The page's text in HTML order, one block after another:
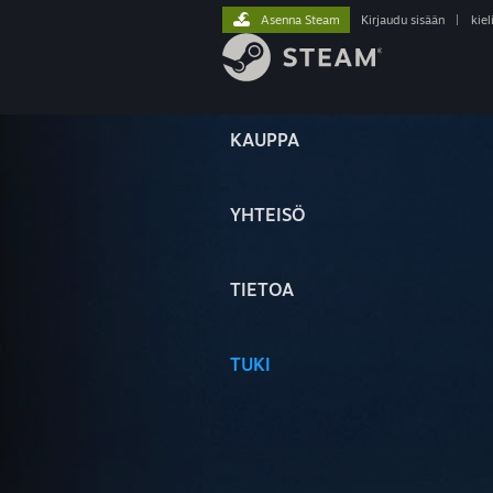
KAUPPA
YHTEISÖ
TIETOA
TUKI
Asenna Steam Kirjaudu sisään kieli